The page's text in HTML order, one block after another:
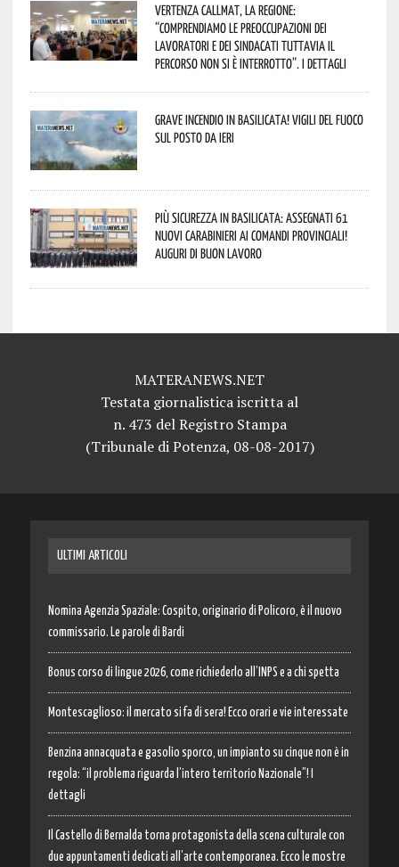
Vertenza CallMat, la Regione:
“comprendiamo le preoccupazioni dei
lavoratori e dei sindacati tuttavia il
percorso non si è interrotto”. I dettagli
Grave incendio in Basilicata! Vigili del fuoco
sul posto da ieri
Più sicurezza in Basilicata: assegnati 61
nuovi Carabinieri ai Comandi provinciali!
Auguri di buon lavoro
MATERANEWS.NET
Testata giornalistica iscritta al
n. 473 del Registro Stampa
(Tribunale di Potenza, 08-08-2017)
ULTIMI ARTICOLI
Nomina Agenzia Spaziale: Cospito, originario di Policoro, è il nuovo
commissario. Le parole di Bardi
Bonus corso di lingue 2026, come richiederlo all’INPS e a chi spetta
Montescaglioso: il mercato si fa di sera! Ecco orari e vie interessate
Benzina annacquata e gasolio sporco, un impianto su cinque non è in
regola: “il problema riguarda l’intero territorio Nazionale”! I
dettagli
Il Castello di Bernalda torna protagonista della scena culturale con
due appuntamenti dedicati all’arte contemporanea. Ecco le mostre